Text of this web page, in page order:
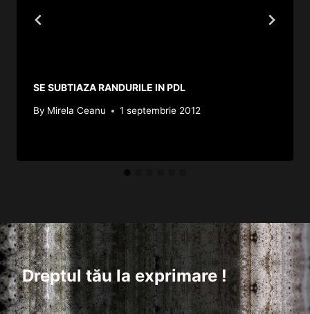
SE SUBTIAZA RANDURILE IN PDL
By Mirela Ceanu 1 septembrie 2012
Dreptul tău la exprimare !